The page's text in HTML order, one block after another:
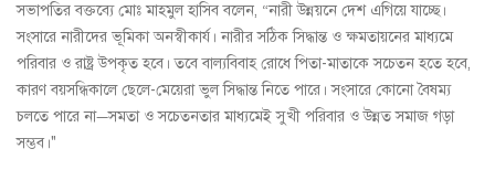
সভাপতির বক্তব্যে মোঃ মাহমুল হাসিব বলেন, “নারী উন্নয়নে দেশ এগিয়ে যাচ্ছে।
সংসারে নারীদের ভূমিকা অনস্বীকার্য। নারীর সঠিক সিদ্ধান্ত ও ক্ষমতায়নের মাধ্যমে
পরিবার ও রাষ্ট্র উপকৃত হবে। তবে বাল্যবিবাহ রোধে পিতা-মাতাকে সচেতন হতে হবে,
কারণ বয়সন্ধিকালে ছেলে-মেয়েরা ভুল সিদ্ধান্ত নিতে পারে। সংসারে কোনো বৈষম্য
চলতে পারে না—সমতা ও সচেতনতার মাধ্যমেই সুখী পরিবার ও উন্নত সমাজ গড়া
সম্ভব।"